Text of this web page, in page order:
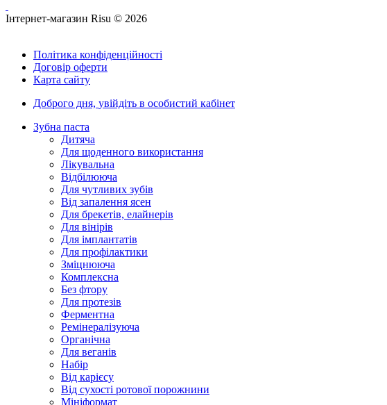
Інтернет-магазин Risu © 2026
Політика конфіденційності
Договір оферти
Карта сайту
Доброго дня, увійдіть в особистий кабінет
Зубна паста
Дитяча
Для щоденного використання
Лікувальна
Відбілююча
Для чутливих зубів
Від запалення ясен
Для брекетів, елайнерів
Для вінірів
Для імплантатів
Для профілактики
Зміцнююча
Комплексна
Без фтору
Для протезів
Ферментна
Ремінералізуюча
Органічна
Для веганів
Набір
Від карієсу
Від сухості ротової порожнини
Мініформат